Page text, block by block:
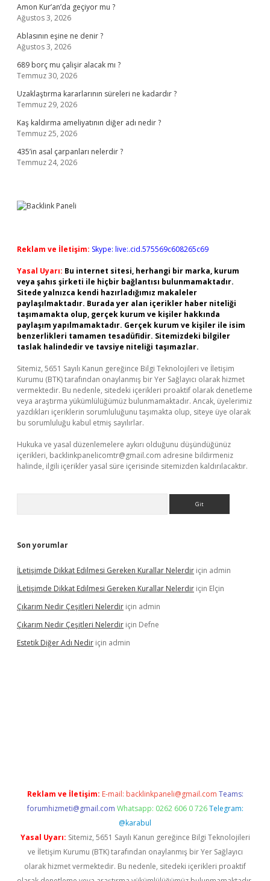
Amon Kur’an’da geçiyor mu ?
Ağustos 3, 2026
Ablasının eşine ne denir ?
Ağustos 3, 2026
689 borç mu çalişir alacak mı ?
Temmuz 30, 2026
Uzaklaştırma kararlarının süreleri ne kadardır ?
Temmuz 29, 2026
Kaş kaldırma ameliyatının diğer adı nedir ?
Temmuz 25, 2026
435’in asal çarpanları nelerdir ?
Temmuz 24, 2026
Reklam ve İletişim: Skype: live:.cid.575569c608265c69
Yasal Uyarı: Bu internet sitesi, herhangi bir marka, kurum
veya şahıs şirketi ile hiçbir bağlantısı bulunmamaktadır.
Sitede yalnızca kendi hazırladığımız makaleler
paylaşılmaktadır. Burada yer alan içerikler haber niteliği
taşımamakta olup, gerçek kurum ve kişiler hakkında
paylaşım yapılmamaktadır. Gerçek kurum ve kişiler ile isim
benzerlikleri tamamen tesadüfidir. Sitemizdeki bilgiler
taslak halindedir ve tavsiye niteliği taşımazlar.
Sitemiz, 5651 Sayılı Kanun gereğince Bilgi Teknolojileri ve İletişim
Kurumu (BTK) tarafından onaylanmış bir Yer Sağlayıcı olarak hizmet
vermektedir. Bu nedenle, sitedeki içerikleri proaktif olarak denetleme
veya araştırma yükümlülüğümüz bulunmamaktadır. Ancak, üyelerimiz
yazdıkları içeriklerin sorumluluğunu taşımakta olup, siteye üye olarak
bu sorumluluğu kabul etmiş sayılırlar.
Hukuka ve yasal düzenlemelere aykırı olduğunu düşündüğünüz
içerikleri, backlinkpanelicomtr@gmail.com adresine bildirmeniz
halinde, ilgili içerikler yasal süre içerisinde sitemizden kaldırılacaktır.
Son yorumlar
İLetişimde Dikkat Edilmesi Gereken Kurallar Nelerdir için admin
İLetişimde Dikkat Edilmesi Gereken Kurallar Nelerdir için Elçin
Çıkarım Nedir Çeşitleri Nelerdir için admin
Çıkarım Nedir Çeşitleri Nelerdir için Defne
Estetik Diğer Adı Nedir için admin
Reklam ve İletişim: E-mail: backlinkpaneli@gmail.com Teams:
forumhizmeti@gmail.com Whatsapp: 0262 606 0 726 Telegram:
@karabul
Yasal Uyarı: Sitemiz, 5651 Sayılı Kanun gereğince Bilgi Teknolojileri
ve İletişim Kurumu (BTK) tarafından onaylanmış bir Yer Sağlayıcı
olarak hizmet vermektedir. Bu nedenle, sitedeki içerikleri proaktif